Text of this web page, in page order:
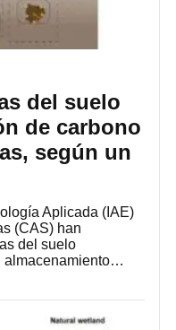
del suelo
de carbono
según un
Aplicada (IAE)
(CAS) han
del suelo
almacenamiento…